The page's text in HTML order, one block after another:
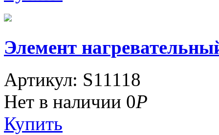
Элемент
Артикул: S11118
Нет в наличии 0Р
Купить